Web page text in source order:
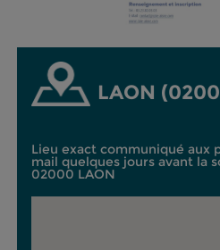
LAON
Lieu exact communiqué aux
mail quelques jours avant la
02000 LAON